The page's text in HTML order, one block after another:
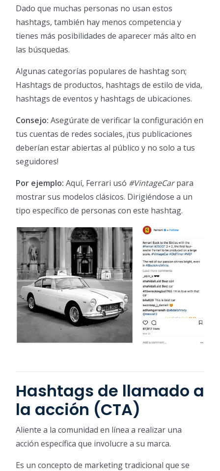
Dado que muchas personas no usan estos
hashtags, también hay menos competencia y
tienes más posibilidades de aparecer más alto en
las búsquedas.
Algunas categorías populares de hashtag son;
Hashtags de productos, hashtags de estilo de vida,
hashtags de eventos y hashtags de ubicaciones.
Consejo: Asegúrate de verificar la configuración en
tus cuentas de redes sociales, ¡tus publicaciones
deberían estar abiertas al público y no solo a tus
seguidores!
Por ejemplo: Aquí, Ferrari usó #VintageCarpara
mostrar sus modelos clásicos. Dirigiéndose a un
tipo específico de personas con este hashtag.
Hashtags de llamado a
la acción (CTA)
Aliente a la comunidad en línea a realizar una
acción específica que involucre a su marca.
Es un concepto de marketing tradicional que se